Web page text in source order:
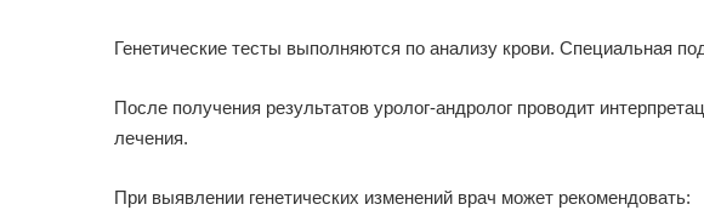
Генетические тесты выполняются по анализу крови. Специальная
После получения результатов уролог-андролог проводит
лечения.
При выявлении генетических изменений врач может рекомендовать: